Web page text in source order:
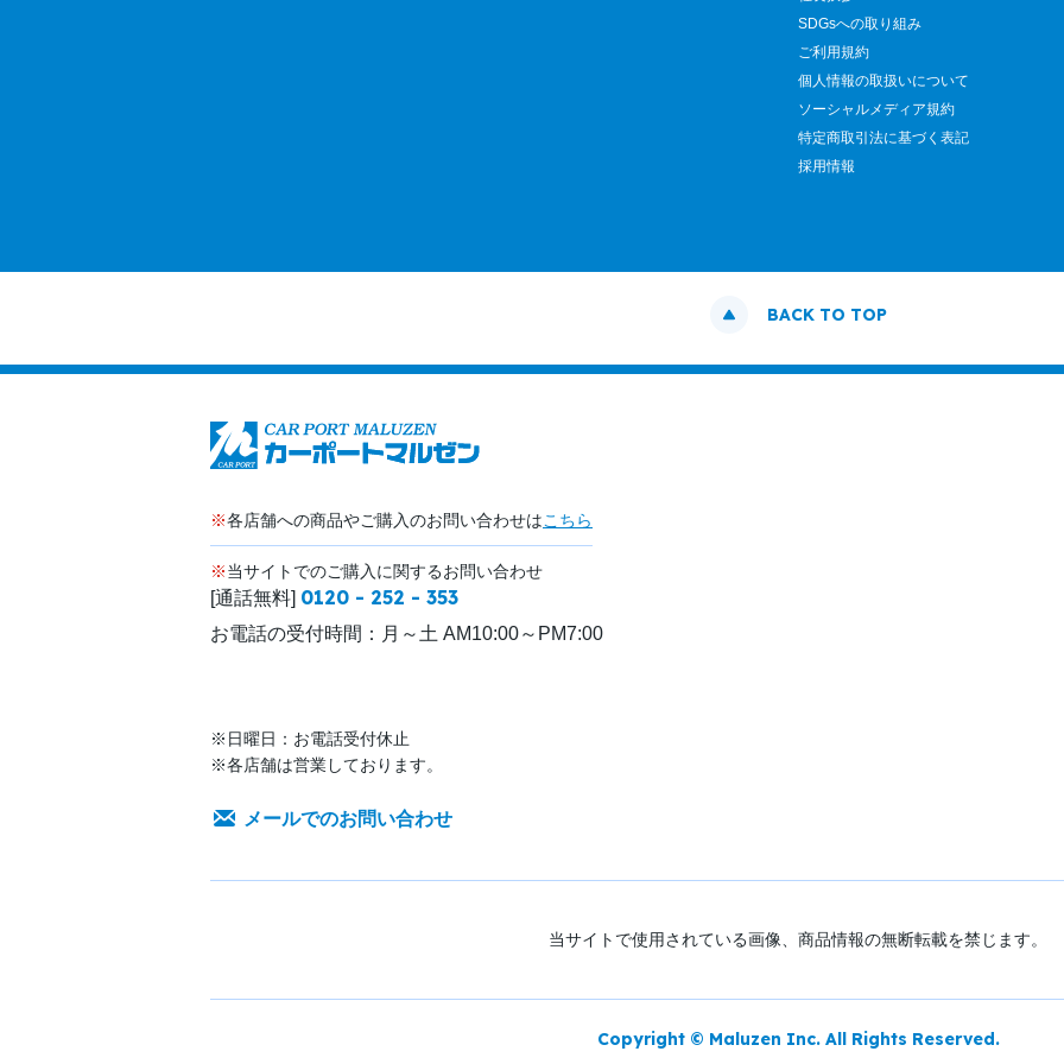
SDGsへの取り組み
ご利用規約
個人情報の取扱いについて
ソーシャルメディア規約
特定商取引法に基づく表記
採用情報
BACK TO TOP
※各店舗への商品やご購入のお問い合わせはこちら
※当サイトでのご購入に関するお問い合わせ
[通話無料] 0120 - 252 - 353
お電話の受付時間： 月～土 AM10:00～PM7:00
※日曜日：お電話受付休止
※各店舗は営業しております。
メールでのお問い合わせ
当サイトで使用されている画像、商品情報の無断転載を禁じます。
Copyright © Maluzen Inc. All Rights Reserved.